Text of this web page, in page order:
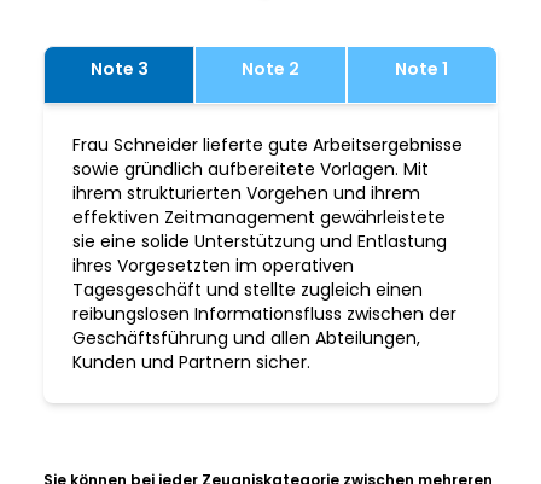
Note 3 Note 2 Note 1
Frau Schneider lieferte gute Arbeitsergebnisse
sowie gründlich aufbereitete Vorlagen. Mit
ihrem strukturierten Vorgehen und ihrem
effektiven Zeitmanagement gewährleistete
sie eine solide Unterstützung und Entlastung
ihres Vorgesetzten im operativen
Tagesgeschäft und stellte zugleich einen
reibungslosen Informationsfluss zwischen der
Geschäftsführung und allen Abteilungen,
Kunden und Partnern sicher.